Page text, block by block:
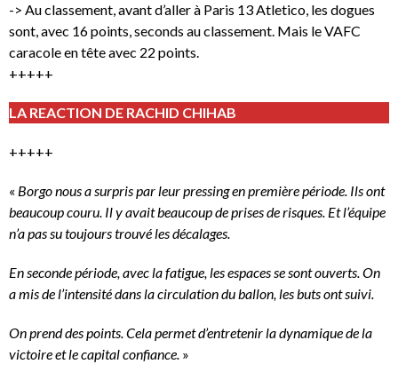
-> Au classement, avant d’aller à Paris 13 Atletico, les dogues
sont, avec 16 points, seconds au classement. Mais le VAFC
caracole en tête avec 22 points.
+++++
LA REACTION DE RACHID CHIHAB
+++++
« Borgo nous a surpris par leur pressing en première période. Ils ont
beaucoup couru. Il y avait beaucoup de prises de risques. Et l’équipe
n’a pas su toujours trouvé les décalages.
En seconde période, avec la fatigue, les espaces se sont ouverts. On
a mis de l’intensité dans la circulation du ballon, les buts ont suivi.
On prend des points. Cela permet d’entretenir la dynamique de la
victoire et le capital confiance. »